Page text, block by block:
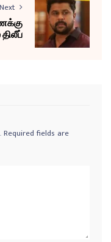
Next
Required fields are